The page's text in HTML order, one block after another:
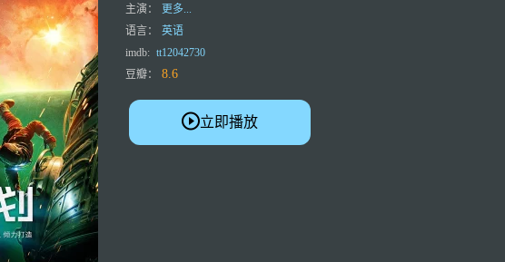
主演：
更多...
语言：
英语
imdb: tt12042730
豆瓣：
8.6
立即播放